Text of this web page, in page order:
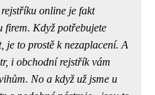
online je fakt
firem. Když potřebujete
je to prostě k nezaplacení. A
, i obchodní rejstřík vám
No a když už jsme u